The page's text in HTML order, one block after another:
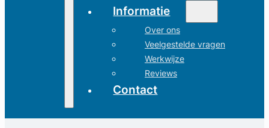
Informatie
Over ons
Veelgestelde vragen
Werkwijze
Reviews
Contact